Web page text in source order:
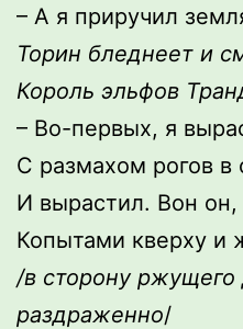
– А я приручил
Торин бледнеет и
Король эльфов
– Во-первых, я
С размахом рогов в
И вырастил. Вон он,
Копытами кверху и
/в сторону ржущего
раздраженно/